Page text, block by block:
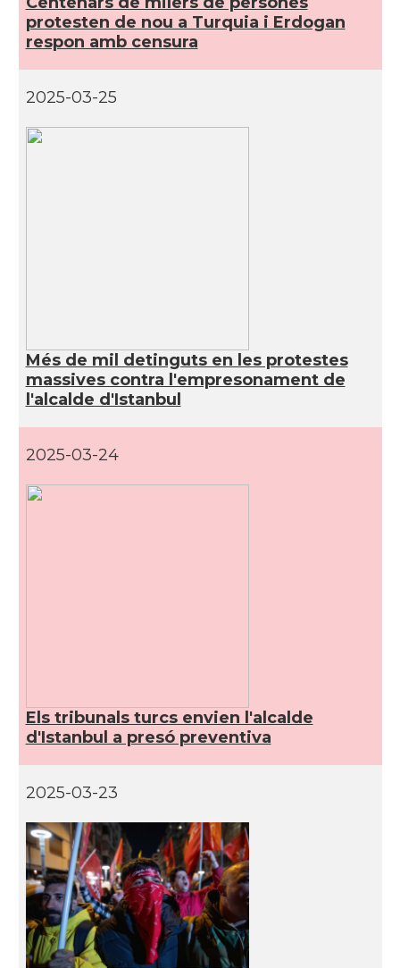
protesten de nou a Turquia i Erdogan
respon amb censura
2025-03-25
Més de mil detinguts en les protestes
massives contra l'empresonament de
l'alcalde d'Istanbul
2025-03-24
Els tribunals turcs envien l'alcalde
d'Istanbul a presó preventiva
2025-03-23